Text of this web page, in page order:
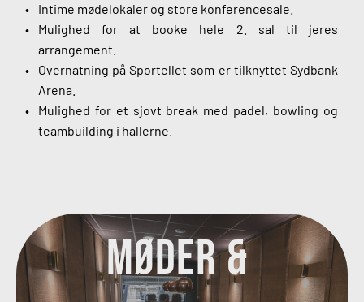
Intime mødelokaler og store konferencesale.
Mulighed for at booke hele 2. sal til jeres
arrangement.
Overnatning på Sportellet som er tilknyttet Sydbank
Arena.
Mulighed for et sjovt break med padel, bowling og
teambuilding i hallerne
MØDER &